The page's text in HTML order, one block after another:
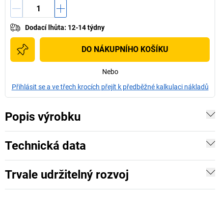
Dodací lhůta: 12-14 týdny
DO NÁKUPNÍHO KOŠÍKU
Nebo
Přihlásit se a ve třech krocích přejít k předběžné kalkulaci nákladů
Popis výrobku
Technická data
Trvale udržitelný rozvoj